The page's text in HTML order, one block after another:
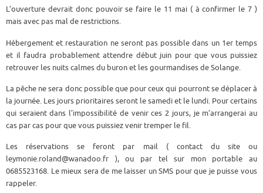
L’ouverture devrait donc pouvoir se faire le 11 mai ( à confirmer le 7 )
mais avec pas mal de restrictions.
Hébergement et restauration ne seront pas possible dans un 1er temps
et il faudra probablement attendre début juin pour que vous puissiez
retrouver les nuits calmes du buron et les gourmandises de Solange.
La pêche ne sera donc possible que pour ceux qui pourront se déplacer à
la journée. Les jours prioritaires seront le samedi et le lundi. Pour certains
qui seraient dans l’impossibilité de venir ces 2 jours, je m’arrangerai au
cas par cas pour que vous puissiez venir tremper le fil.
Les réservations se feront par mail ( contact du site ou
leymonie.roland@wanadoo.fr ), ou par tel sur mon portable au
0685523168. Le mieux sera de me laisser un SMS pour que je puisse vous
rappeler.